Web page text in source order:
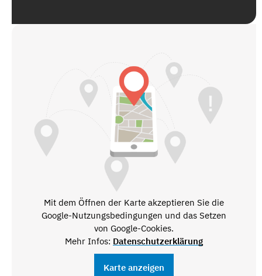
Mit dem Öffnen der Karte akzeptieren Sie die
Google-Nutzungsbedingungen und das Setzen
von Google-Cookies.
Mehr Infos: Datenschutzerklärung
Karte anzeigen